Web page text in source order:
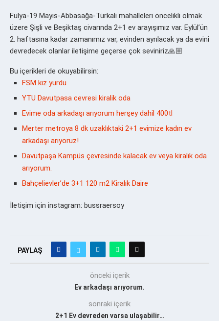
Fulya-19 Mayıs-Abbasağa-Türkali mahalleleri öncelikli olmak
üzere Şişli ve Beşiktaş civarında 2+1 ev arayışımız var. Eylül’ün
2. haftasına kadar zamanımız var, evinden ayrılacak ya da evini
devredecek olanlar iletişime geçerse çok seviniriz🙏🏼
Bu içerikleri de okuyabilirsin:
FSM kız yurdu
YTU Davutpasa cevresi kiralik oda
Evime oda arkadaşı arıyorum herşey dahil 400tl
Merter metroya 8 dk uzaklıktaki 2+1 evimize kadın ev
arkadaşı arıyoruz!
Davutpaşa Kampüs çevresinde kalacak ev veya kiralık oda
arıyorum.
Bahçelievler’de 3+1 120 m2 Kiralık Daire
İletişim için instagram: bussraersoy
PAYLAŞ
önceki içerik
Ev arkadaşı arıyorum.
sonraki içerik
2+1 Ev devreden varsa ulaşabilir…